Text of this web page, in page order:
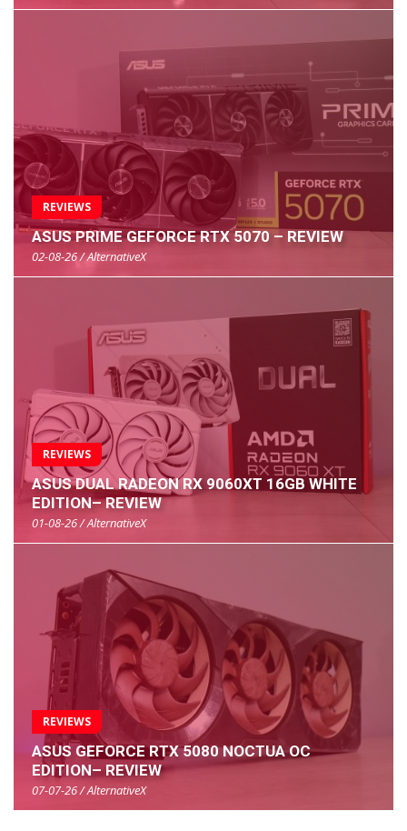
REVIEWS
ASUS PRIME GEFORCE RTX 5070 – REVIEW
02-08-26 / AlternativeX
REVIEWS
ASUS DUAL RADEON RX 9060XT 16GB WHITE
EDITION– REVIEW
01-08-26 / AlternativeX
REVIEWS
ASUS GEFORCE RTX 5080 NOCTUA OC
EDITION– REVIEW
07-07-26 / AlternativeX